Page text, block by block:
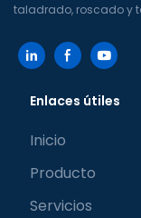
taladrado, roscado y
Enlaces útiles
Inicio
Producto
Servicios